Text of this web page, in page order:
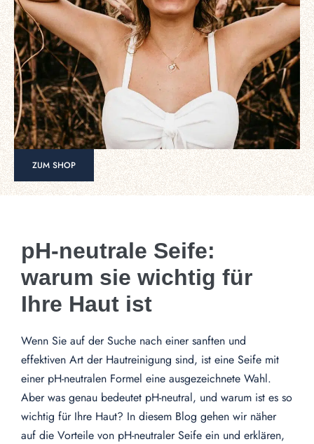
ZUM SHOP
pH-neutrale Seife:
warum sie wichtig für
Ihre Haut ist
Wenn Sie auf der Suche nach einer sanften und
effektiven Art der Hautreinigung sind, ist eine Seife mit
einer pH-neutralen Formel eine ausgezeichnete Wahl.
Aber was genau bedeutet pH-neutral, und warum ist es so
wichtig für Ihre Haut? In diesem Blog gehen wir näher
auf die Vorteile von pH-neutraler Seife ein und erklären,